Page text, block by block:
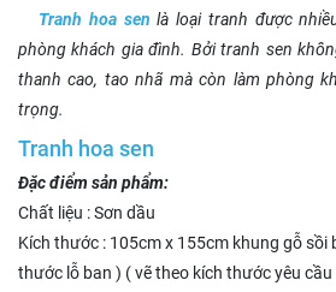
Tranh hoa sen là loại tranh được
phòng khách gia đình. Bởi tranh sen
thanh cao, tao nhã mà còn làm phòng
trọng.
Tranh hoa sen
Đặc điểm sản phẩm:
Chất liệu : Sơn dầu
Kích thước : 105cm x 155cm khung gỗ sồi
thước lỗ ban ) ( vẽ theo kích thước yêu